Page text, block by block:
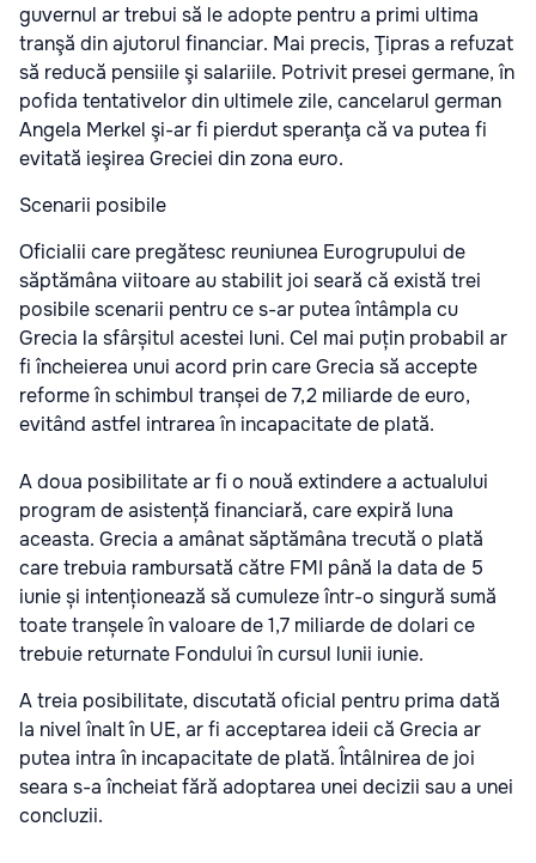
guvernul ar trebui să le adopte pentru a primi ultima
tranşă din ajutorul financiar. Mai precis, Ţipras a refuzat
să reducă pensiile şi salariile. Potrivit presei germane, în
pofida tentativelor din ultimele zile, cancelarul german
Angela Merkel şi-ar fi pierdut speranţa că va putea fi
evitată ieşirea Greciei din zona euro.
Scenarii posibile
Oficialii care pregătesc reuniunea Eurogrupului de
săptămâna viitoare au stabilit joi seară că există trei
posibile scenarii pentru ce s-ar putea întâmpla cu
Grecia la sfârșitul acestei luni. Cel mai puțin probabil ar
fi încheierea unui acord prin care Grecia să accepte
reforme în schimbul tranșei de 7,2 miliarde de euro,
evitând astfel intrarea în incapacitate de plată.
A doua posibilitate ar fi o nouă extindere a actualului
program de asistență financiară, care expiră luna
aceasta. Grecia a amânat săptămâna trecută o plată
care trebuia rambursată către FMI până la data de 5
iunie și intenționează să cumuleze într-o singură sumă
toate tranșele în valoare de 1,7 miliarde de dolari ce
trebuie returnate Fondului în cursul lunii iunie.
A treia posibilitate, discutată oficial pentru prima dată
la nivel înalt în UE, ar fi acceptarea ideii că Grecia ar
putea intra în incapacitate de plată. Întâlnirea de joi
seara s-a încheiat fără adoptarea unei decizii sau a unei
concluzii.